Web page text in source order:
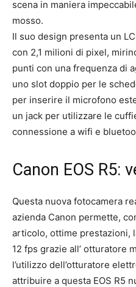
scena in maniera
mosso.
Il suo design presenta un
con 2,1 milioni di pixel,
punti con una frequenza di
uno slot doppio per le
per inserire il microfono
un jack per utilizzare le
connessione a wifi e
Canon EOS R5:
Questa nuova fotocamera
azienda Canon permette,
articolo, ottime prestazioni,
12 fps grazie all’ otturatore
l’utilizzo dell’otturatore
attribuire a questa EOS R5